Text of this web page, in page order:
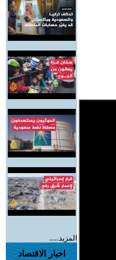
المزيد.....
اخبار الاقتصاد